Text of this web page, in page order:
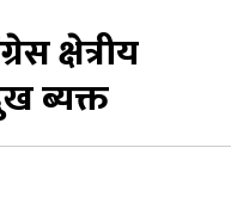
क्षेत्रीय
ब्यक्त